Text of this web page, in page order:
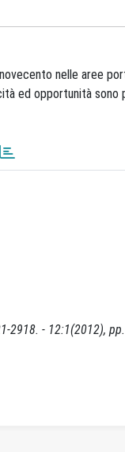
nelle aree
ed opportunità sono
2918. - 12:1(2012),